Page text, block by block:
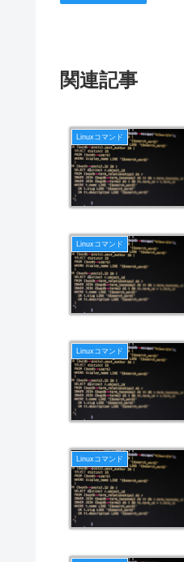
関連記事
Linuxコマンド
Linuxコマンド
Linuxコマンド
Linuxコマンド